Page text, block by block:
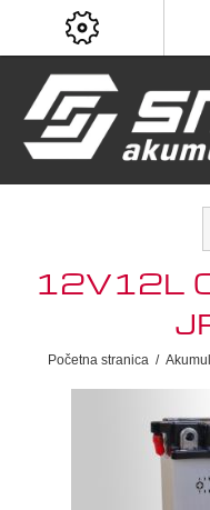
12V12L
Početna stranica /